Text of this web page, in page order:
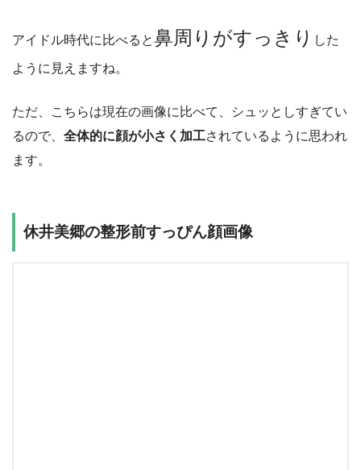
アイドル時代に比べると鼻周りがすっきり した
ように見えますね。
ただ、こちらは現在の画像に比べて、シュッとしすぎてい
るので、 全体的に顔が小さく加工されているように思われ
ます。
休井美郷の整形前すっぴん顔画像